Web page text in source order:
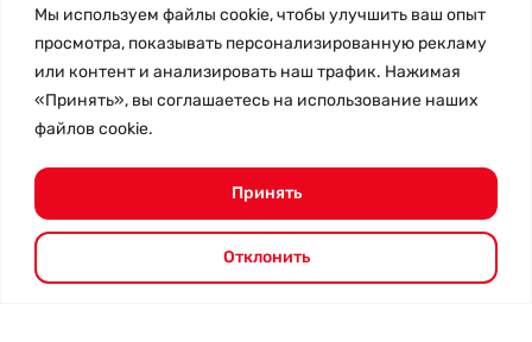
Мы используем файлы cookie, чтобы улучшить ваш опыт
просмотра, показывать персонализированную рекламу
или контент и анализировать наш трафик. Нажимая
«Принять», вы соглашаетесь на использование наших
файлов cookie.
Отклонить
Принять
xFusion
xFusion AI Solution
Цены на товары не являются публичной офертой и
- Политика конфиденциальности- Возврат товара
© 2026.SHANGHAI SYSTEM ENGINEERING.Все права
защищены.